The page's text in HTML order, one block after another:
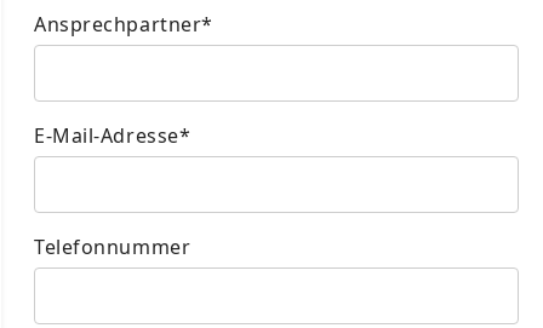
Ansprechpartner*
E-Mail-Adresse*
Telefonnummer